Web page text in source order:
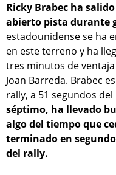
Ricky Brabec ha
abierto pista durante
estadounidense se ha
en este terreno y ha
tres minutos de
Joan Barreda. Brabec
rally, a 51 segundos del
séptimo, ha llevado
algo del tiempo que
terminado en
del rally.